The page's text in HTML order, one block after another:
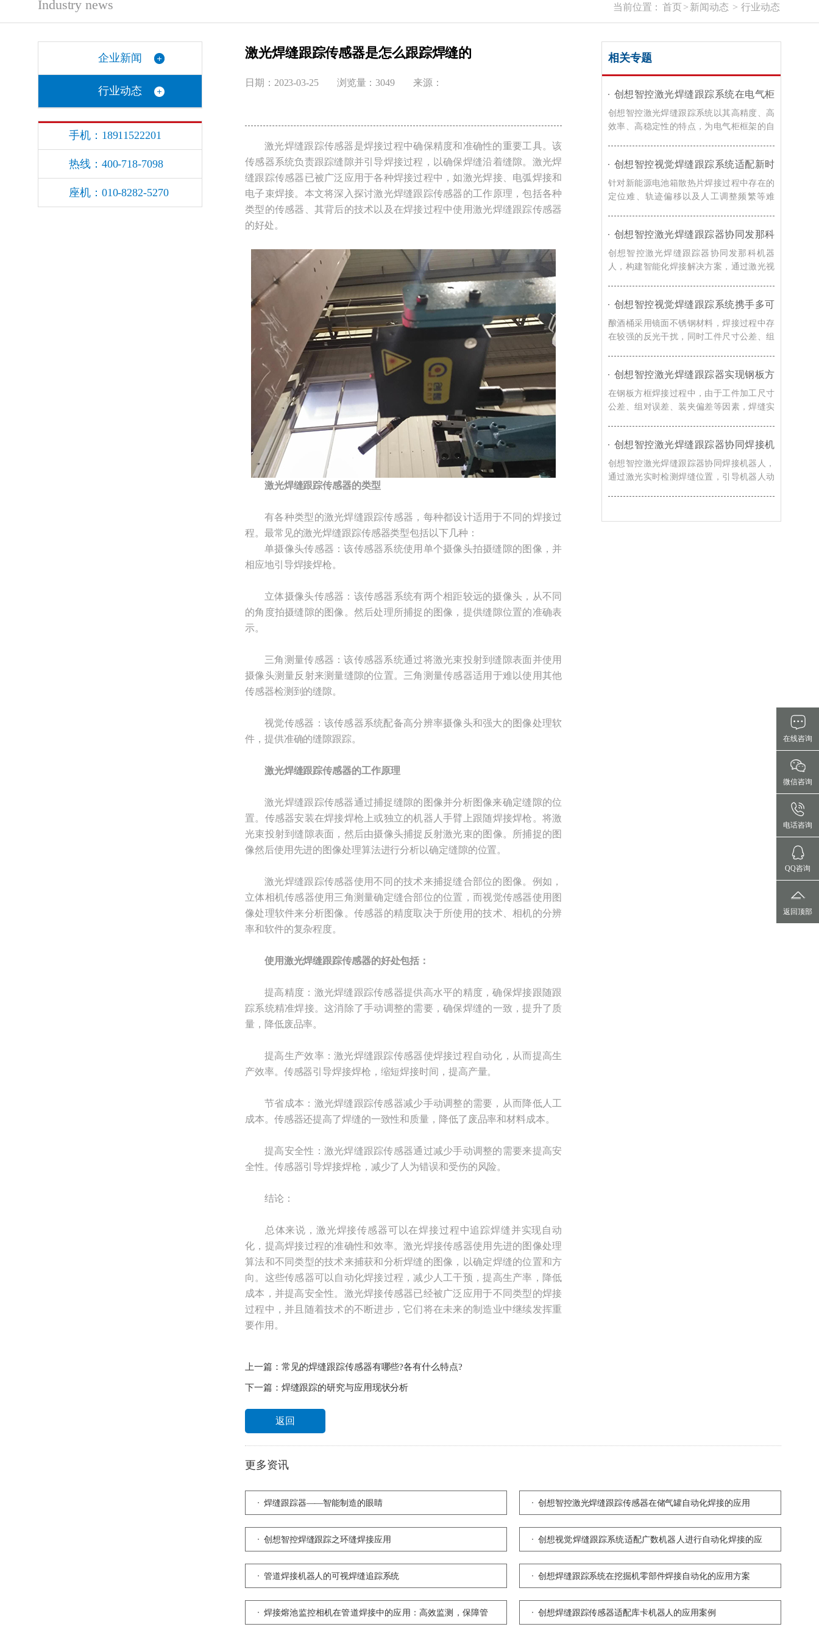
Industry news 当前位置： 首页> 新闻动态 > 行业动态
激光焊缝跟踪传感器是怎么跟踪焊缝的
日期：2023-03-25 浏览量：3049 来源：
激光焊缝跟踪传感器是焊接过程中确保精度和准确性的重要工具。该
传感器系统负责跟踪缝隙并引导焊接过程，以确保焊缝沿着缝隙。激光焊
缝跟踪传感器已被广泛应用于各种焊接过程中，如激光焊接、电弧焊接和
电子束焊接。本文将深入探讨激光焊缝跟踪传感器的工作原理，包括各种
类型的传感器、其背后的技术以及在焊接过程中使用激光焊缝跟踪传感器
的好处。
激光焊缝跟踪传感器的类型
有各种类型的激光焊缝跟踪传感器，每种都设计适用于不同的焊接过
程。最常见的激光焊缝跟踪传感器类型包括以下几种：
单摄像头传感器：该传感器系统使用单个摄像头拍摄缝隙的图像，并
相应地引导焊接焊枪。
立体摄像头传感器：该传感器系统有两个相距较远的摄像头，从不同
的角度拍摄缝隙的图像。然后处理所捕捉的图像，提供缝隙位置的准确表
示。
三角测量传感器：该传感器系统通过将激光束投射到缝隙表面并使用
摄像头测量反射来测量缝隙的位置。三角测量传感器适用于难以使用其他
传感器检测到的缝隙。
视觉传感器：该传感器系统配备高分辨率摄像头和强大的图像处理软
件，提供准确的缝隙跟踪。
激光焊缝跟踪传感器的工作原理
激光焊缝跟踪传感器通过捕捉缝隙的图像并分析图像来确定缝隙的位
置。传感器安装在焊接焊枪上或独立的机器人手臂上跟随焊接焊枪。将激
光束投射到缝隙表面，然后由摄像头捕捉反射激光束的图像。所捕捉的图
像然后使用先进的图像处理算法进行分析以确定缝隙的位置。
激光焊缝跟踪传感器使用不同的技术来捕捉缝合部位的图像。例如，
立体相机传感器使用三角测量确定缝合部位的位置，而视觉传感器使用图
像处理软件来分析图像。传感器的精度取决于所使用的技术、相机的分辨
率和软件的复杂程度。
使用激光焊缝跟踪传感器的好处包括：
提高精度：激光焊缝跟踪传感器提供高水平的精度，确保焊接跟随跟
踪系统精准焊接。这消除了手动调整的需要，确保焊缝的一致，提升了质
量，降低废品率。
提高生产效率：激光焊缝跟踪传感器使焊接过程自动化，从而提高生
产效率。传感器引导焊接焊枪，缩短焊接时间，提高产量。
节省成本：激光焊缝跟踪传感器减少手动调整的需要，从而降低人工
成本。传感器还提高了焊缝的一致性和质量，降低了废品率和材料成本。
提高安全性：激光焊缝跟踪传感器通过减少手动调整的需要来提高安
全性。传感器引导焊接焊枪，减少了人为错误和受伤的风险。
结论：
总体来说，激光焊接传感器可以在焊接过程中追踪焊缝并实现自动
化，提高焊接过程的准确性和效率。激光焊接传感器使用先进的图像处理
算法和不同类型的技术来捕获和分析焊缝的图像，以确定焊缝的位置和方
向。这些传感器可以自动化焊接过程，减少人工干预，提高生产率，降低
成本，并提高安全性。激光焊接传感器已经被广泛应用于不同类型的焊接
过程中，并且随着技术的不断进步，它们将在未来的制造业中继续发挥重
要作用。
相关专题
创想智控激光焊缝跟踪系统在电气柜
框架自动化焊接的应用
创想智控激光焊缝跟踪系统以其高精度、高
效率、高稳定性的特点，为电气柜框架的自
升了企业的竞争力。
创想智控视觉焊缝跟踪系统适配新时
达机器人，实现新能源电池箱散热片
焊接智能化升级
针对新能源电池箱散热片焊接过程中存在的
定位难、轨迹偏移以及人工调整频繁等难
级。
创想智控激光焊缝跟踪器协同发那科
机器人，实现转向架焊接精准自动化
创想智控激光焊缝跟踪器协同发那科机器
人，构建智能化焊接解决方案，通过激光视
接系统对车辆转向架适应能力。
创想智控视觉焊缝跟踪系统携手多可
协作机器人，赋能酿酒桶焊接智能化
升级
酿酒桶采用镜面不锈钢材料，焊接过程中存
在较强的反光干扰，同时工件尺寸公差、组
缝跟踪系统通过实时视觉检测与智能轨迹修
正技术，赋能酿酒桶焊接智能化升级。
创想智控激光焊缝跟踪器实现钢板方
框激光寻位焊接自动化的解决方案
在钢板方框焊接过程中，由于工件加工尺寸
公差、组对误差、装夹偏差等因素，焊缝实
接质量和生产效率。对此，创想智控激光焊
缝跟踪器可协同各类焊接机器人实现更加高
效、稳定的自动化焊接。
创想智控激光焊缝跟踪器协同焊接机
器人，实现浮箱焊接实时跟踪与智能
纠偏
创想智控激光焊缝跟踪器协同焊接机器人，
通过激光实时检测焊缝位置，引导机器人动
上一篇： 常见的焊缝跟踪传感器有哪些?各有什么特点?
下一篇： 焊缝跟踪的研究与应用现状分析
返回
更多资讯
焊缝跟踪器——智能制造的眼睛 创想智控激光焊缝跟踪传感器在储气罐自动化焊接的应用
创想智控焊缝跟踪之环缝焊接应用 创想视觉焊缝跟踪系统适配广数机器人进行自动化焊接的应
用
管道焊接机器人的可视焊缝追踪系统
创想焊缝跟踪系统在挖掘机零部件焊接自动化的应用方案
焊接熔池监控相机在管道焊接中的应用：高效监测，保障管 创想焊缝跟踪传感器适配库卡机器人的应用案例
企业新闻
行业动态
手机：18911522201
热线：400-718-7098
座机：010-8282-5270
在线咨询
微信咨询
电话咨询
QQ咨询
返回顶部